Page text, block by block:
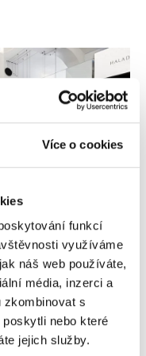
Více o cookies
funkcí
využíváme
náš web používáte,
média, inzerci a
zkombinovat s
nebo které
jejich služby.